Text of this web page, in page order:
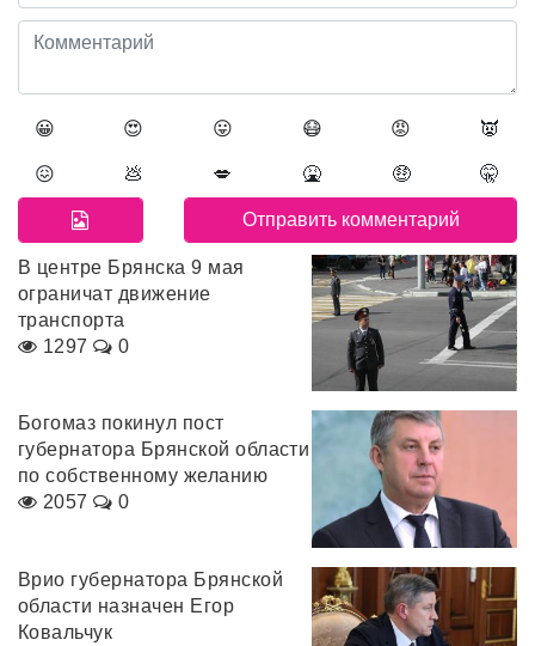
😀 😍 😛 😷 😡 👿
😖 💩 💋 🤮 🤑 🤫
В центре Брянска 9 мая
ограничат движение
транспорта
1297
0
Богомаз покинул пост
губернатора Брянской области
по собственному желанию
2057
0
Врио губернатора Брянской
области назначен Егор
Ковальчук